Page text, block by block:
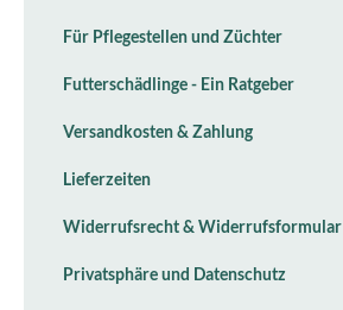
Für Pflegestellen und Züchter
Futterschädlinge - Ein Ratgeber
Versandkosten & Zahlung
Lieferzeiten
Widerrufsrecht & Widerrufsformular
Privatsphäre und Datenschutz